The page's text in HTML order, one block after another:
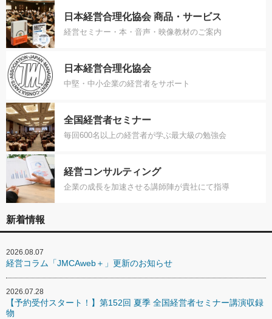
日本経営合理化協会 商品・サービス
経営セミナー・本・音声・映像教材のご案内
日本経営合理化協会
中堅・中小企業の経営者をサポート
全国経営者セミナー
毎回600名以上の経営者が学ぶ最大級の勉強会
経営コンサルティング
企業の成長を加速させる講師陣が貴社にて指導
新着情報
2026.08.07
経営コラム「JMCAweb＋」更新のお知らせ
2026.07.28
【予約受付スタート！】第152回 夏季 全国経営者セミナー講演収録
物